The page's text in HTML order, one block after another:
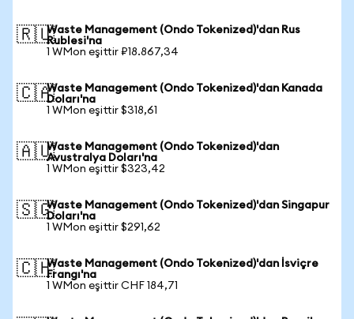
🇷🇺Waste Management (Ondo Tokenized)'dan Rus
Rublesi'na
1 WMon eşittir ₽18.867,34
🇨🇦Waste Management (Ondo Tokenized)'dan Kanada
Doları'na
1 WMon eşittir $318,61
🇦🇺Waste Management (Ondo Tokenized)'dan
Avustralya Doları'na
1 WMon eşittir $323,42
🇸🇬Waste Management (Ondo Tokenized)'dan Singapur
Doları'na
1 WMon eşittir $291,62
🇨🇭Waste Management (Ondo Tokenized)'dan İsviçre
Frangı'na
1 WMon eşittir CHF 184,71